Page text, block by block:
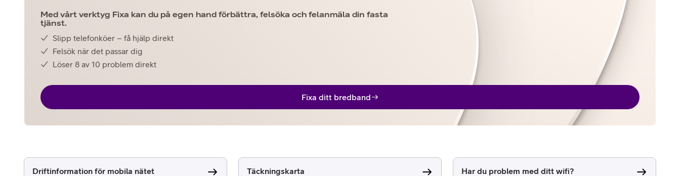
Med vårt verktyg Fixa kan du på egen hand förbättra, felsöka och felanmäla din fasta
tjänst.
Slipp telefonköer – få hjälp direkt
Felsök när det passar dig
Löser 8 av 10 problem direkt
Fixa ditt bredband
Driftinformation för mobila nätet Täckningskarta Har du problem med ditt wifi?